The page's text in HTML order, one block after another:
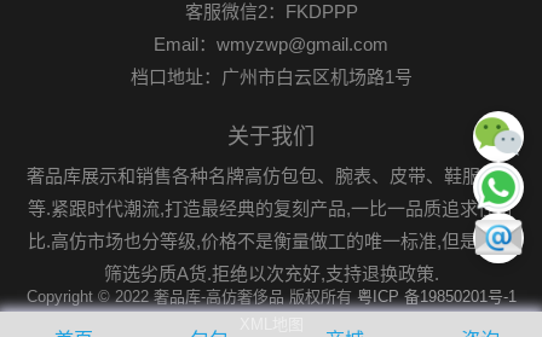
客服微信2：FKDPPP
Email：wmyzwp@gmail.com
档口地址：广州市白云区机场路1号
关于我们
奢品库展示和销售各种名牌高仿包包、腕表、皮带、鞋服首饰
等.紧跟时代潮流,打造最经典的复刻产品,一比一品质追求性价
比.高仿市场也分等级,价格不是衡量做工的唯一标准,但是可以
筛选劣质A货.拒绝以次充好,支持退换政策.
Copyright © 2022 奢品库-高仿奢侈品 版权所有 粤ICP 备19850201号-1